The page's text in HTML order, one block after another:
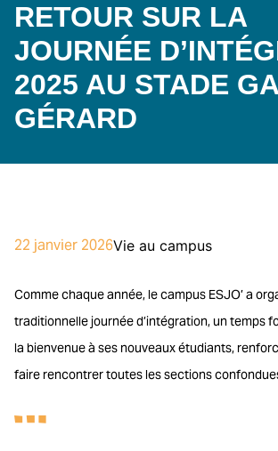
RETOUR SUR LA
JOURNÉE
2025 AU STADE
GÉRARD
22 janvier 2026Vie au campus
Comme chaque année, le campus ESJO’ a
traditionnelle journée d’intégration, un temps
la bienvenue à ses nouveaux étudiants,
faire rencontrer toutes les sections